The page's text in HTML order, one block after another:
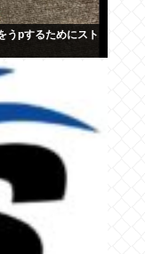
うpするためにスト